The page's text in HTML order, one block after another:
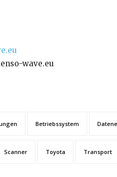
wave.eu
Betriebssystem
Scanner Toyota Transport